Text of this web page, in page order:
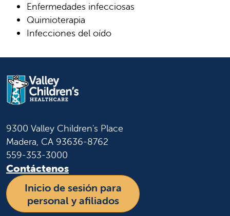
Enfermedades infecciosas
Quimioterapia
Infecciones del oído
9300 Valley Children's Place
Madera, CA 93636-8762
559-353-3000
Contáctenos
Inicio de sesión para
personal y afiliados